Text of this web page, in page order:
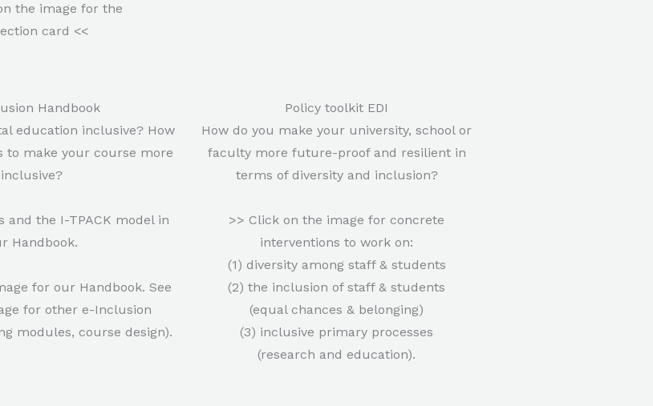
the image for the
card <<
Handbook
education inclusive? How
to make your course more
inclusive?
and the I-TPACK model in
Handbook.
for our Handbook. See
for other e-Inclusion
modules, course design).
Policy toolkit EDI
How do you make your university, school or
faculty more future-proof and resilient in
terms of diversity and inclusion?
>> Click on the image for concrete
interventions to work on:
(1) diversity among staff & students
(2) the inclusion of staff & students
(equal chances & belonging)
(3) inclusive primary processes
(research and education).